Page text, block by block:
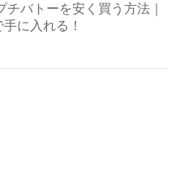
チバトーを安く買う方法｜
に入れる！